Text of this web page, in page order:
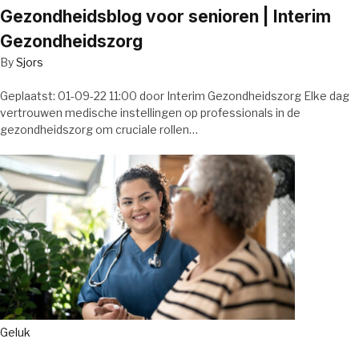
Gezondheidsblog voor senioren | Interim
Gezondheidszorg
BySjors
Geplaatst: 01-09-22 11:00 door Interim Gezondheidszorg Elke dag
vertrouwen medische instellingen op professionals in de
gezondheidszorg om cruciale rollen…
Geluk